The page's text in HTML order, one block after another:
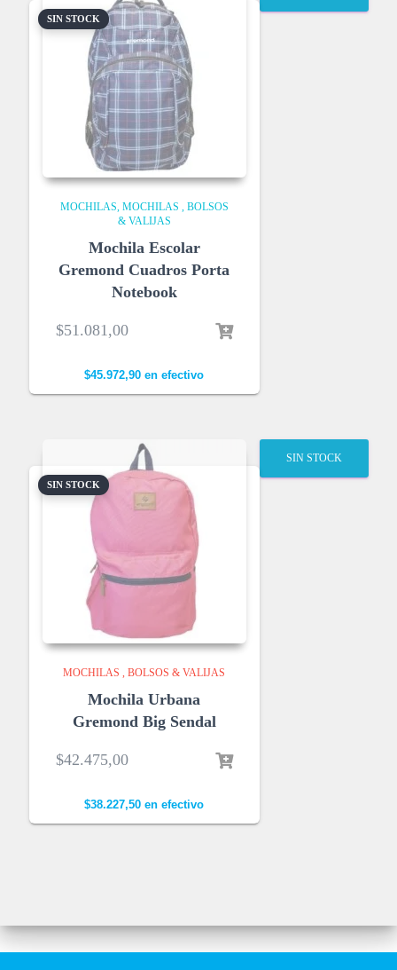
SIN STOCK
MOCHILAS MOCHILAS , BOLSOS
& VALIJAS
Mochila Escolar
Gremond Cuadros Porta
Notebook
$51.081,00
$45.972,90 en efectivo
SIN STOCK
MOCHILAS , BOLSOS & VALIJAS
Mochila Urbana
Gremond Big Sendal
$42.475,00
$38.227,50 en efectivo
SIN STOCK